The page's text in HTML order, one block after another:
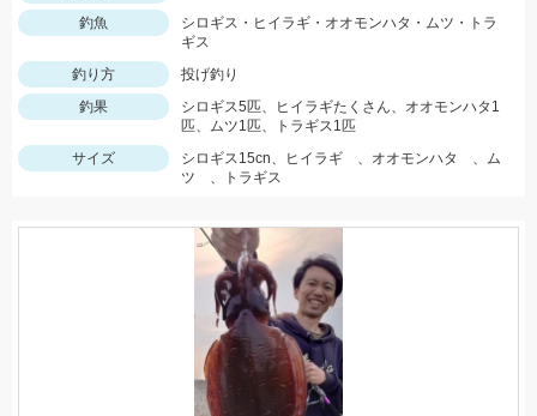
釣魚
シロギス・ヒイラギ・オオモンハタ・ムツ・トラ
ギス
釣り方
投げ釣り
釣果
シロギス5匹、ヒイラギたくさん、オオモンハタ1
匹、ムツ1匹、トラギス1匹
サイズ
シロギス15cn、ヒイラギ 、オオモンハタ 、ム
ツ 、トラギス